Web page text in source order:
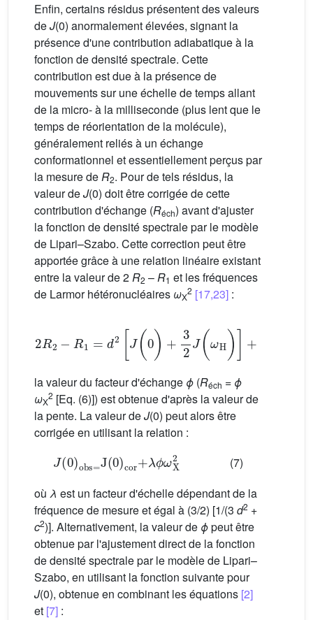
Enfin, certains résidus présentent des valeurs
deJ(0) anormalement élevées, signant la
présence d'une contribution adiabatique à la
fonction de densité spectrale. Cette
contribution est due à la présence de
mouvements sur une échelle de temps allant
de la micro- à la milliseconde (plus lent que le
temps de réorientation de la molécule),
généralement reliés à un échange
conformationnel et essentiellement perçus par
la mesure deR2. Pour de tels résidus, la
valeur deJ(0) doit être corrigée de cette
contribution d'échange (Réch) avant d'ajuster
la fonction de densité spectrale par le modèle
de Lipari–Szabo. Cette correction peut être
apportée grâce à une relation linéaire existant
entre la valeur de 2R2 –R1 et les fréquences
de Larmor hétéronucléaires ωX
2 [17,23] :
=d [J (0 2 ω ]+ [4
la valeur du facteur d'échange ϕ (Réch = ϕ
ωX
2 [Eq. (6)]) est obtenue d'après la valeur de
la pente. La valeur deJ(0) peut alors être
corrigée en utilisant la relation :
J(0)obs =J(0) cor + λ ω
(7)
où λ est un facteur d'échelle dépendant de la
fréquence de mesure et égal à (3/2) [1/(3 d2 +
c2)]. Alternativement, la valeur de ϕpeut être
obtenue par l'ajustement direct de la fonction
de densité spectrale par le modèle de Lipari–
Szabo, en utilisant la fonction suivante pour
J(0), obtenue en combinant les équations [2]
et [7] :